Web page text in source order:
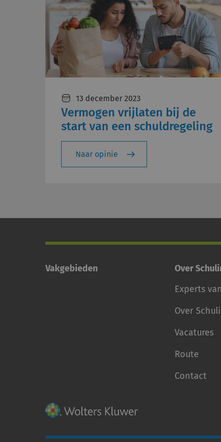
13 december 2023
Vermogen vrijlaten bij de
start van een schuldregeling
Naar opinie
Vakgebieden
Over
Experts
Over
Vacatures
Route
Contact